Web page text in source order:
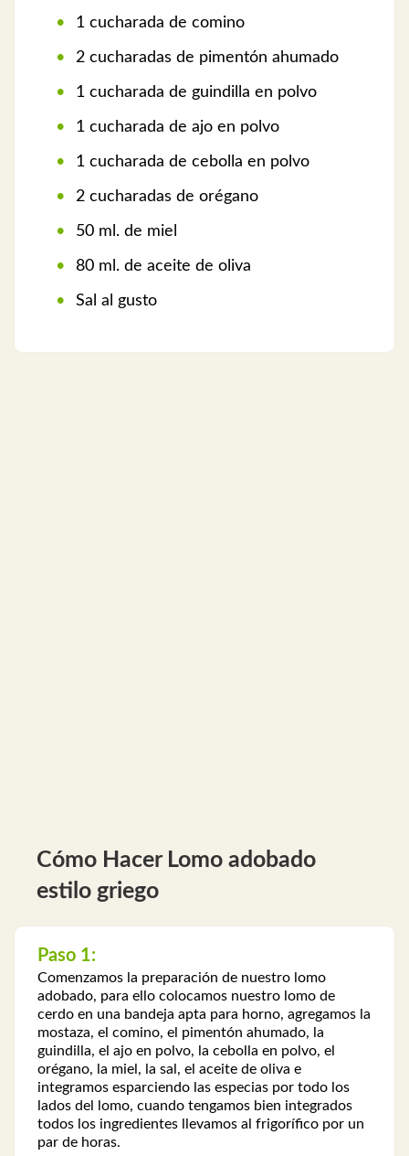
1 cucharada de comino
2 cucharadas de pimentón ahumado
1 cucharada de guindilla en polvo
1 cucharada de ajo en polvo
1 cucharada de cebolla en polvo
2 cucharadas de orégano
50 ml. de miel
80 ml. de aceite de oliva
Sal al gusto
Cómo Hacer Lomo adobado
estilo griego
Paso 1:
Comenzamos la preparación de nuestro lomo
adobado, para ello colocamos nuestro lomo de
cerdo en una bandeja apta para horno, agregamos la
mostaza, el comino, el pimentón ahumado, la
guindilla, el ajo en polvo, la cebolla en polvo, el
orégano, la miel, la sal, el aceite de oliva e
integramos esparciendo las especias por todo los
lados del lomo, cuando tengamos bien integrados
todos los ingredientes llevamos al frigorífico por un
par de horas.